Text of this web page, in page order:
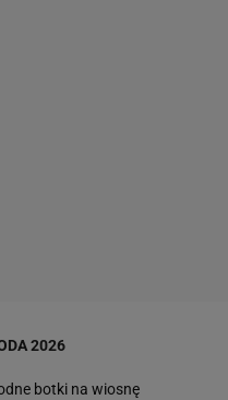
2026
botki na wiosnę